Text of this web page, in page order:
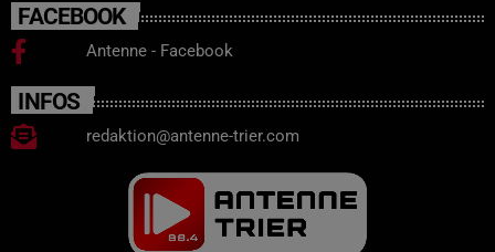
FACEBOOK
Antenne - Facebook
INFOS
redaktion@antenne-trier.com